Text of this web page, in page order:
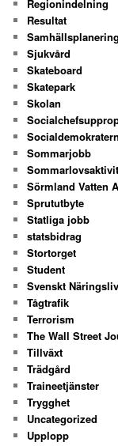
Regionindelning
Resultat
Samhällsplanering
Sjukvård
Skateboard
Skatepark
Skolan
Sommarjobb
Sörmland Vatten
Sprututbyte
Statliga jobb
statsbidrag
Stortorget
Student
Svenskt Näringsliv
Tågtrafik
Terrorism
The Wall Street
Tillväxt
Trädgård
Traineetjänster
Trygghet
Uncategorized
Upplopp